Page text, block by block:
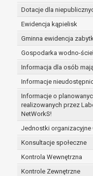
Dotacje dla
Ewidencja kąpielisk
Gminna ewidencja
Gospodarka wodno-
Informacja dla osób
Informacje
Informacje o
realizowanych przez
NetWorkS!
Jednostki organizacyjne
Konsultacje społeczne
Kontrola Wewnętrzna
Kontrole Zewnętrzne
przetwarzanie
zgody.
W przypadku,
w celu zawarcia i
odbywa się przez
zawartej umowy,
wymaganym
zabezpieczenia
przypadku
danych po
czasu wycofania
Ponadto w
dane osobowe
przechowywane
umowy o
beneficjentem a